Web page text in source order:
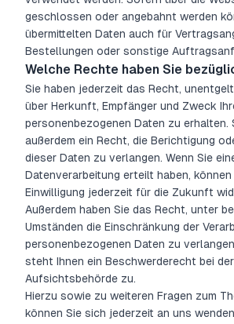
geschlossen oder angebahnt werden
übermittelten Daten auch für
Bestellungen oder sonstige
Welche Rechte haben Sie
Sie haben jederzeit das Recht,
über Herkunft, Empfänger und Zweck
personenbezogenen Daten zu erhalten.
außerdem ein Recht, die Berichtigung
dieser Daten zu verlangen. Wenn Sie
Datenverarbeitung erteilt haben, können
Einwilligung jederzeit für die Zukunft
Außerdem haben Sie das Recht, unter
Umständen die Einschränkung der
personenbezogenen Daten zu
steht Ihnen ein Beschwerderecht bei
Aufsichtsbehörde zu.
Hierzu sowie zu weiteren Fragen zum
können Sie sich jederzeit an uns